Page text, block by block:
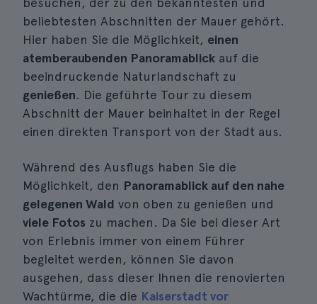
beliebtesten Abschnitten der Mauer gehört.
Hier haben Sie die Möglichkeit, einen
atemberaubenden Panoramablick auf die
beeindruckende Naturlandschaft zu
genießen. Die geführte Tour zu diesem
Abschnitt der Mauer beinhaltet in der Regel
einen direkten Transport von der Stadt aus.
Während des Ausflugs haben Sie die
Möglichkeit, den Panoramablick auf den nahe
gelegenen Wald von oben zu genießen und
viele Fotos zu machen. Da Sie bei dieser Art
von Erlebnis immer von einem Führer
begleitet werden, können Sie davon
ausgehen, dass dieser Ihnen die renovierten
Wachtürme, die die Kaiserstadt vor